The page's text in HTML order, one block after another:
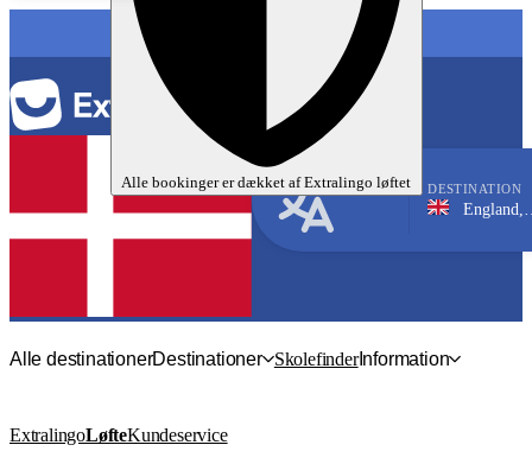
Alle bookinger er dækket afExtralingo løftet
SPROG
DESTINATION
England, Brighton
Alle destinationerDestinationer SkolefinderInformation
ExtralingoLøfteKundeservice